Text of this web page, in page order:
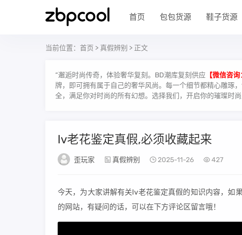
首页 包包货源 鞋子货源
当前位置： 首页 > 真假辨别 > 正文
“邂逅时尚传奇，体验奢华复刻。BD潮库复刻供应 【微信咨
牌，即可拥有属于自己的奢华风尚。每一个细节都精心雕琢
全，满足你对时尚的所有幻想。选择我们，开启你的璀璨时
lv老花鉴定真假,必须收藏起来
歪玩家 真假辨别 2025-11-26 427
今天，为大家讲解有关lv老花鉴定真假的知识内容，如
的网站，有疑问的话，可以在下方评论区留言哦！